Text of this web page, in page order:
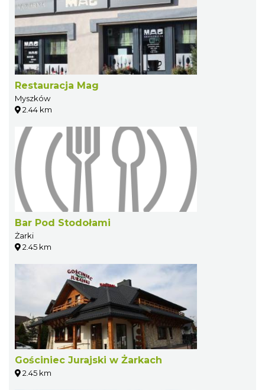
Restauracja Mag
Myszków
2.44 km
Bar Pod Stodołami
Żarki
2.45 km
Gościniec Jurajski w Żarkach
2.45 km